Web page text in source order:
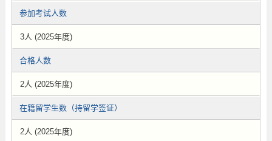
参加考试人数
3人 (2025年度)
合格人数
2人 (2025年度)
在籍留学生数（持留学签证）
2人 (2025年度)